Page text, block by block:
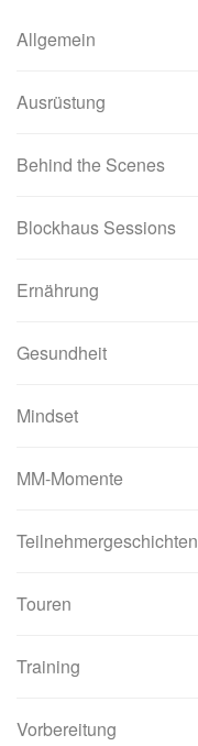
Allgemein
Ausrüstung
Behind the Scenes
Blockhaus Sessions
Ernährung
Gesundheit
Mindset
MM-Momente
Teilnehmergeschichten
Touren
Training
Vorbereitung